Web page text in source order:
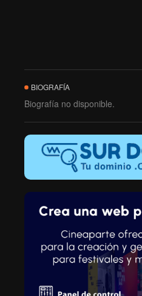
BIOGRAFÍA
Biografía no disponible.